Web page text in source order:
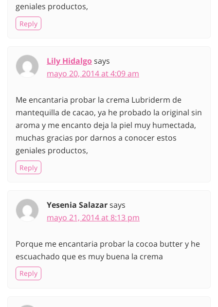
geniales productos,
Reply
Lily Hidalgosays
mayo 20, 2014 at 4:09 am
Me encantaria probar la crema Lubriderm de
mantequilla de cacao, ya he probado la original sin
aroma y me encanto deja la piel muy humectada,
muchas gracias por darnos a conocer estos
geniales productos,
Reply
Yesenia Salazarsays
mayo 21, 2014 at 8:13 pm
Porque me encantaria probar la cocoa butter y he
escuachado que es muy buena la crema
Reply